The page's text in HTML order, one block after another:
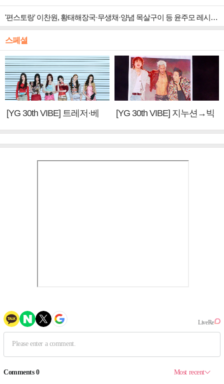
'편스토랑' 이찬원, 황태해장국·무생채·양념 목살구이 등 윤주모 레시피 섭렵
스페셜
[YG 30th VIBE] 트레저·베
[YG 30th VIBE] 지누션→빅